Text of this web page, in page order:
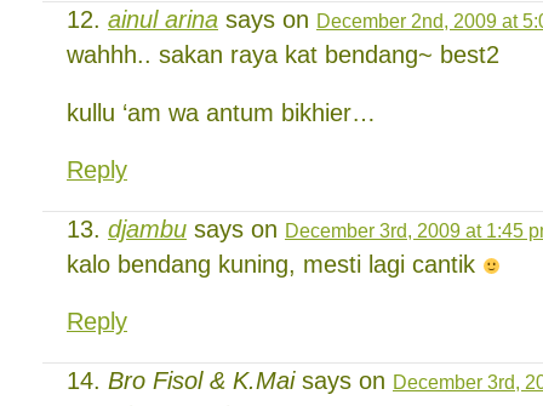
ainul arina says on December 2nd, 2009 at
wahhh.. sakan raya kat bendang~ best2
kullu ‘am wa antum bikhier…
Reply
djambu says on December 3rd, 2009 at 1:45
kalo bendang kuning, mesti lagi cantik
Reply
Bro Fisol & K.Maisays on December 3rd,